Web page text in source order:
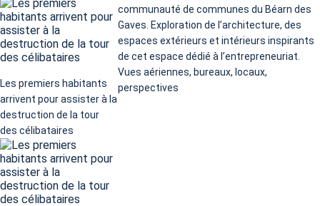
Les premiers habitants
arrivent pour assister à la
destruction de la tour
des célibataires
communauté de communes du Béarn des
Gaves. Exploration de l’architecture, des
espaces extérieurs et intérieurs inspirants
de cet espace dédié à l’entrepreneuriat.
Vues aériennes, bureaux, locaux,
perspectives